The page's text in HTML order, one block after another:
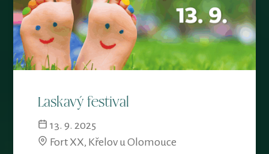
Laskavý festival
13. 9. 2025
Fort XX, Křelov u Olomouce